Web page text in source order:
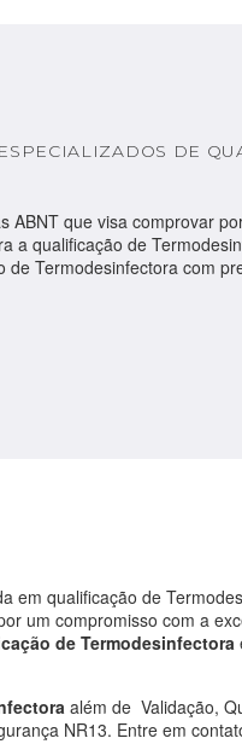
DE
que visa comprovar
a qualificação de
Termodesinfectora com
em qualificação de
um compromisso com a
de Termodesinfectora
além de Validação,
NR13. Entre em